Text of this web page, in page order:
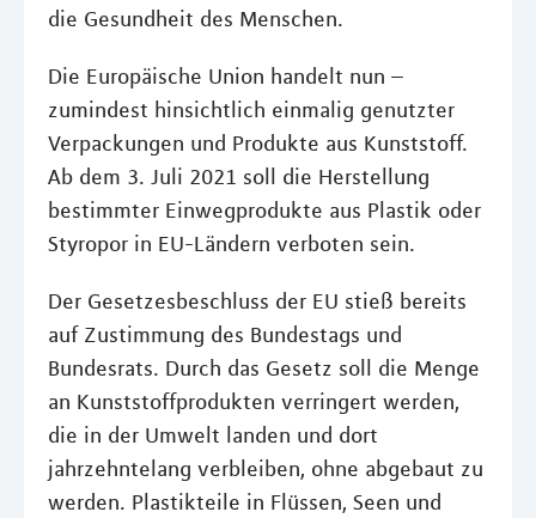
die Gesundheit des Menschen.
Die Europäische Union handelt nun –
zumindest hinsichtlich einmalig genutzter
Verpackungen und Produkte aus Kunststoff.
Ab dem 3. Juli 2021 soll die Herstellung
bestimmter Einwegprodukte aus Plastik oder
Styropor in EU-Ländern verboten sein.
Der Gesetzesbeschluss der EU stieß bereits
auf Zustimmung des Bundestags und
Bundesrats. Durch das Gesetz soll die Menge
an Kunststoffprodukten verringert werden,
die in der Umwelt landen und dort
jahrzehntelang verbleiben, ohne abgebaut zu
werden. Plastikteile in Flüssen, Seen und